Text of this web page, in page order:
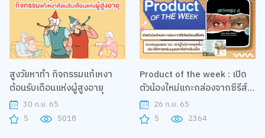
สูงวัยหาทำ กิจกรรมแก้เหงา​
ต้อนรับเดือนแห่งผู้สูงอายุ​
30 ก.ย. 65
5
5018
Product of the week : เปิด
ตัวน้องใหม่แกะกล่องจากซีรีส์
เซเปียนส์ชื่อดัง Unstoppable
Us: เราผู้ไม่อาจหยุดยั้ง
ประวัติศาสตร์มนุษยชาติสำหรับ
26 ก.ย. 65
5
2364